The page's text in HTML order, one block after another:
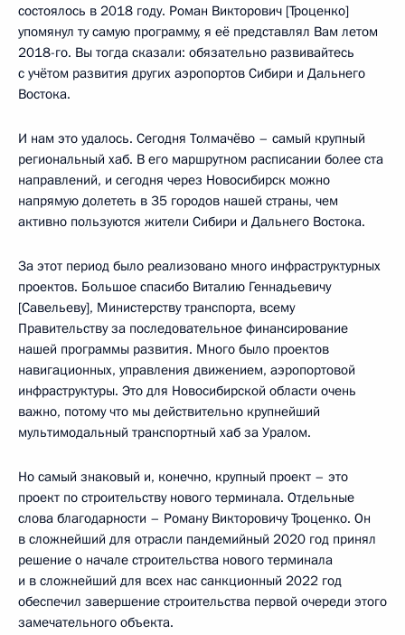
состоялось в 2018 году. Роман Викторович [Троценко]
упомянул ту самую программу, я её представлял Вам летом
2018-го. Вы тогда сказали: обязательно развивайтесь
с учётом развития других аэропортов Сибири и Дальнего
Востока.
И нам это удалось. Сегодня Толмачёво – самый крупный
региональный хаб. В его маршрутном расписании более ста
направлений, и сегодня через Новосибирск можно
напрямую долететь в 35 городов нашей страны, чем
активно пользуются жители Сибири и Дальнего Востока.
За этот период было реализовано много инфраструктурных
проектов. Большое спасибо Виталию Геннадьевичу
[Савельеву], Министерству транспорта, всему
Правительству за последовательное финансирование
нашей программы развития. Много было проектов
навигационных, управления движением, аэропортовой
инфраструктуры. Это для Новосибирской области очень
важно, потому что мы действительно крупнейший
мультимодальный транспортный хаб за Уралом.
Но самый знаковый и, конечно, крупный проект – это
проект по строительству нового терминала. Отдельные
слова благодарности – Роману Викторовичу Троценко. Он
в сложнейший для отрасли пандемийный 2020 год принял
решение о начале строительства нового терминала
и в сложнейший для всех нас санкционный 2022 год
обеспечил завершение строительства первой очереди этого
замечательного объекта.